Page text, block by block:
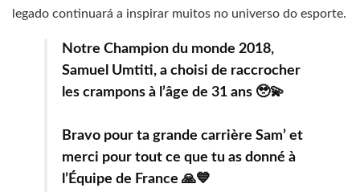
legado continuará a inspirar muitos no universo do esporte.
Notre Champion du monde 2018,
Samuel Umtiti, a choisi de raccrocher
les crampons à l’âge de 31 ans 🥹💫
Bravo pour ta grande carrière Sam’ et
merci pour tout ce que tu as donné à
l’Équipe de France 🙏💙